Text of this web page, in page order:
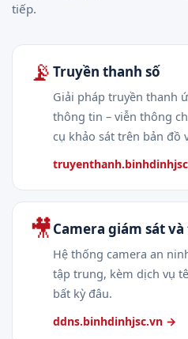
tiếp.
📡 Truyền thanh số
Giải pháp truyền thanh
thông tin – viễn thông
cụ khảo sát trên bản đồ
🎥Camera giám sát
Hệ thống camera an
tập trung, kèm dịch vụ
bất kỳ đâu.
ddns.binhdinhjsc.vn →